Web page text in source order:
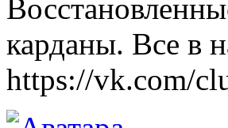
карданы. Все в
https://vk.com/